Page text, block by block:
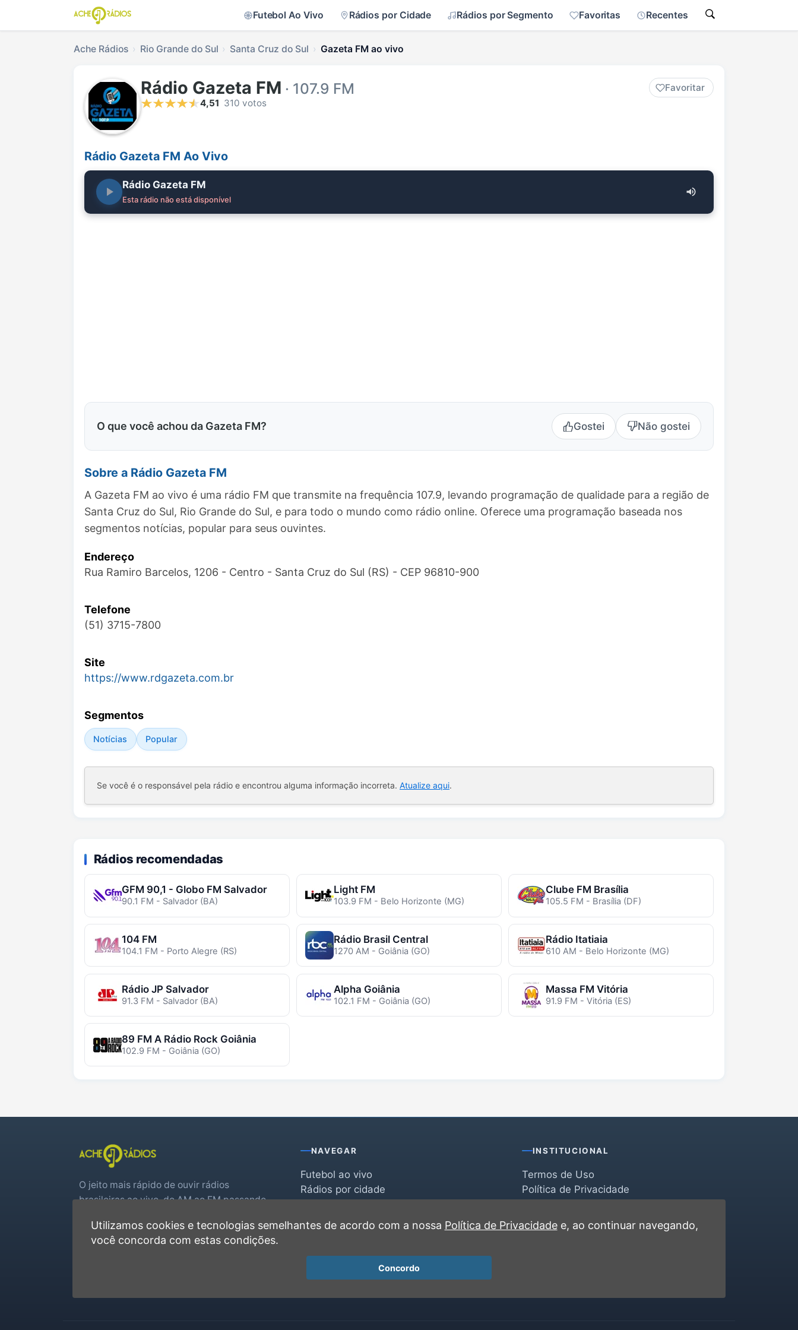
Futebol Ao Vivo Rádios por Cidade Rádios por Segmento Favoritas Recentes
Ache Rádios Rio Grande do Sul Santa Cruz do Sul Gazeta FM ao vivo
Rádio Gazeta FM · 107.9 FM
Favoritar
4,51 310 votos
Rádio Gazeta FM Ao Vivo
Rádio Gazeta FM
Esta rádio não está disponível
O que você achou da Gazeta FM? Gostei Não gostei
Sobre a Rádio Gazeta FM
A Gazeta FM ao vivo é uma rádio FM que transmite na frequência 107.9, levando programação de qualidade para a região de
Santa Cruz do Sul, Rio Grande do Sul, e para todo o mundo como rádio online. Oferece uma programação baseada nos
segmentos notícias, popular para seus ouvintes.
Endereço
Rua Ramiro Barcelos, 1206 - Centro - Santa Cruz do Sul (RS) - CEP 96810-900
Telefone
(51) 3715-7800
Site
https://www.rdgazeta.com.br
Segmentos
Notícias Popular
Se você é o responsável pela rádio e encontrou alguma informação incorreta. Atualize aqui.
Rádios recomendadas
GFM 90,1 - Globo FM Salvador
90.1 FM - Salvador (BA)
Light FM
103.9 FM - Belo Horizonte (MG)
Clube FM Brasília
105.5 FM - Brasília (DF)
104 FM
104.1 FM - Porto Alegre (RS)
Rádio Brasil Central
1270 AM - Goiânia (GO)
Rádio Itatiaia
610 AM - Belo Horizonte (MG)
Rádio JP Salvador
91.3 FM - Salvador (BA)
Alpha Goiânia
102.1 FM - Goiânia (GO)
Massa FM Vitória
91.9 FM - Vitória (ES)
89 FM A Rádio Rock Goiânia
102.9 FM - Goiânia (GO)
O jeito mais rápido de ouvir rádios
brasileiras ao vivo, do AM ao FM passando
real.
NAVEGAR
Futebol ao vivo
Rádios por cidade
Favoritas
INSTITUCIONAL
Termos de Uso
Política de Privacidade
Contato
Utilizamos cookies e tecnologias semelhantes de acordo com a nossa Política de Privacidadee, ao continuar navegando,
você concorda com estas condições.
Concordo